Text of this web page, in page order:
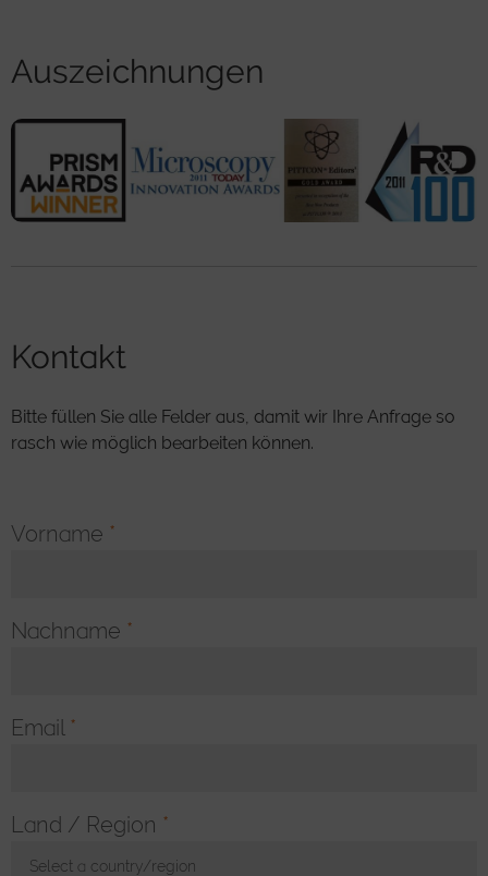
Auszeichnungen
Kontakt
Bitte füllen Sie alle Felder aus, damit wir Ihre Anfrage so
rasch wie möglich bearbeiten können.
Vorname *
Nachname *
Email *
Land / Region *
Select a country/region